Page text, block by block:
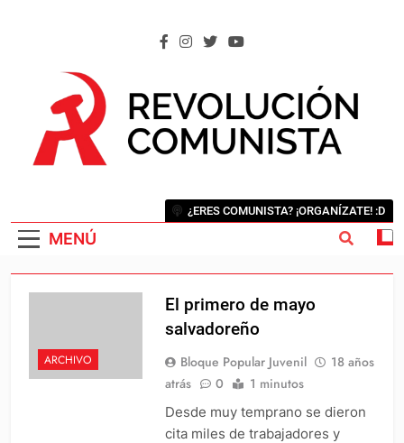
MENÚ
¿ERES COMUNISTA? ¡ORGANÍZATE! :D
ARCHIVO
El primero de mayo
salvadoreño
Bloque Popular Juvenil
18 años
atrás
0 1 minutos
Desde muy temprano se dieron
cita miles de trabajadores y